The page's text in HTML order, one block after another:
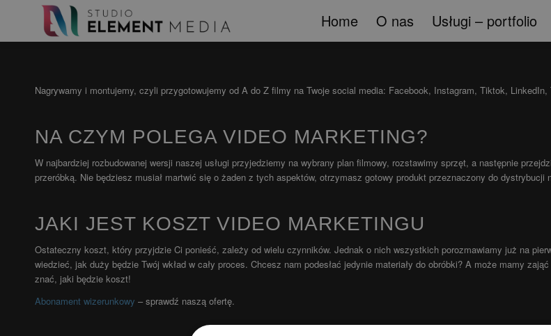
Home O nas Usługi – portfolio
Nagrywamy i montujemy, czyli przygotowujemy od A do Z filmy na Twoje social media: Facebook, Instagram, Tiktok, LinkedIn,
NA CZYM POLEGA VIDEO MARKETING?
W najbardziej rozbudowanej wersji naszej usługi przyjedziemy na wybrany plan filmowy, rozstawimy sprzęt, a następnie
przeróbką. Nie będziesz musiał martwić się o żaden z tych aspektów, otrzymasz gotowy produkt przeznaczony do dystrybucji
JAKI JEST KOSZT VIDEO MARKETINGU
Ostateczny koszt, który przyjdzie Ci ponieść, zależy od wielu czynników. Jednak o nich wszystkich porozmawiamy już na
wiedzieć, jak duży będzie Twój wkład w cały proces. Chcesz nam podesłać jedynie materiały do obróbki? A może mamy
znać, jaki będzie koszt!
Abonament wizerunkowy – sprawdź naszą ofertę.